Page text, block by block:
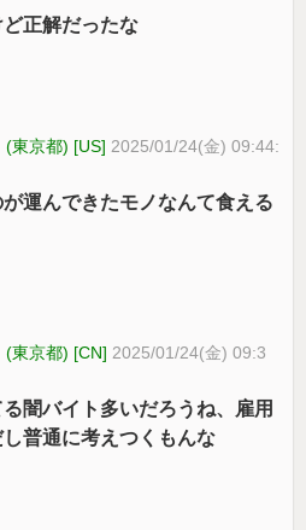
正解だったな
(東京都) [US] 2025/01/24(金) 09:44:
運んできたモノなんて食える
(東京都) [CN] 2025/01/24(金) 09:3
闇バイト多いだろうね、雇用
普通に考えつくもんな